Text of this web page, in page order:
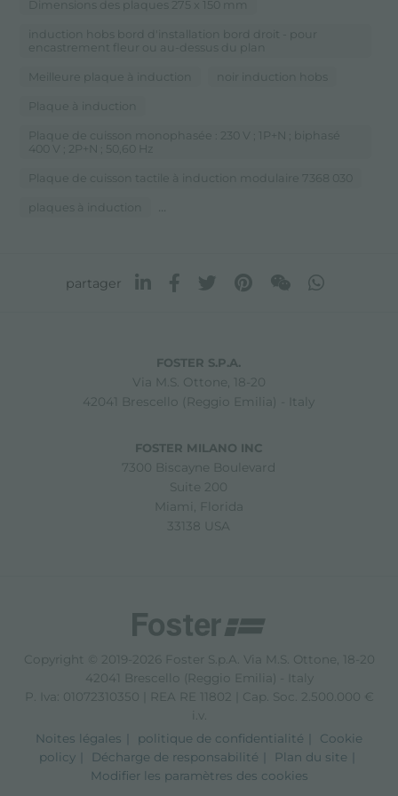
Dimensions des plaques 275 x 150 mm
induction hobs bord d'installation bord droit - pour
encastrement fleur ou au-dessus du plan
Meilleure plaque à induction noir induction hobs
Plaque à induction
Plaque de cuisson monophasée : 230 V ; 1P+N ; biphasé
400 V ; 2P+N ; 50,60 Hz
Plaque de cuisson tactile à induction modulaire 7368 030
plaques à induction ...
partager
FOSTER S.P.A.
Via M.S. Ottone, 18-20
42041 Brescello (Reggio Emilia) - Italy
FOSTER MILANO INC
7300 Biscayne Boulevard
Suite 200
Miami, Florida
33138 USA
Copyright © 2019-2026 Foster S.p.A. Via M.S. Ottone, 18-20
42041 Brescello (Reggio Emilia) - Italy
P. Iva: 01072310350 | REA RE 11802 | Cap. Soc. 2.500.000 €
i.v.
Noites légales
politique de confidentialité
Cookie
policy
Décharge de responsabilité
Plan du site
Modifier les paramètres des cookies